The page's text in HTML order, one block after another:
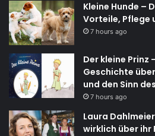
Kleine Hunde –
Vorteile, Pflege
7 hours ago
Der kleine Prinz
Geschichte
und den Sinn
7 hours ago
Laura
wirklich über ihr